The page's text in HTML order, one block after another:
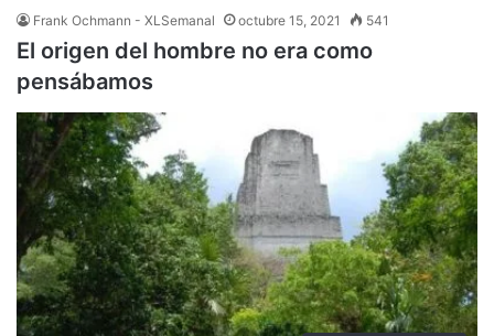
Frank Ochmann - XLSemanal octubre 15, 2021 541
El origen del hombre no era como
pensábamos